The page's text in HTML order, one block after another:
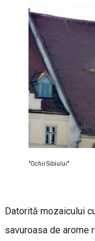
"Ochii Sibiului"
Datorită mozaicului
savuroasa de arome